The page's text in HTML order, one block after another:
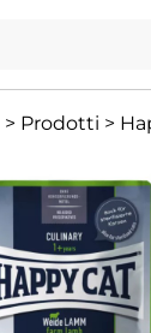
> Prodotti >